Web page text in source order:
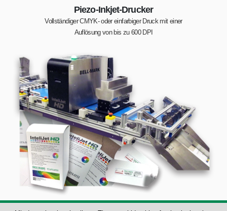
Piezo­-Inkjet-­Drucker
Vollständiger CMYK- oder einfarbiger Druck mit einer
Auflösung von bis zu 600 DPI